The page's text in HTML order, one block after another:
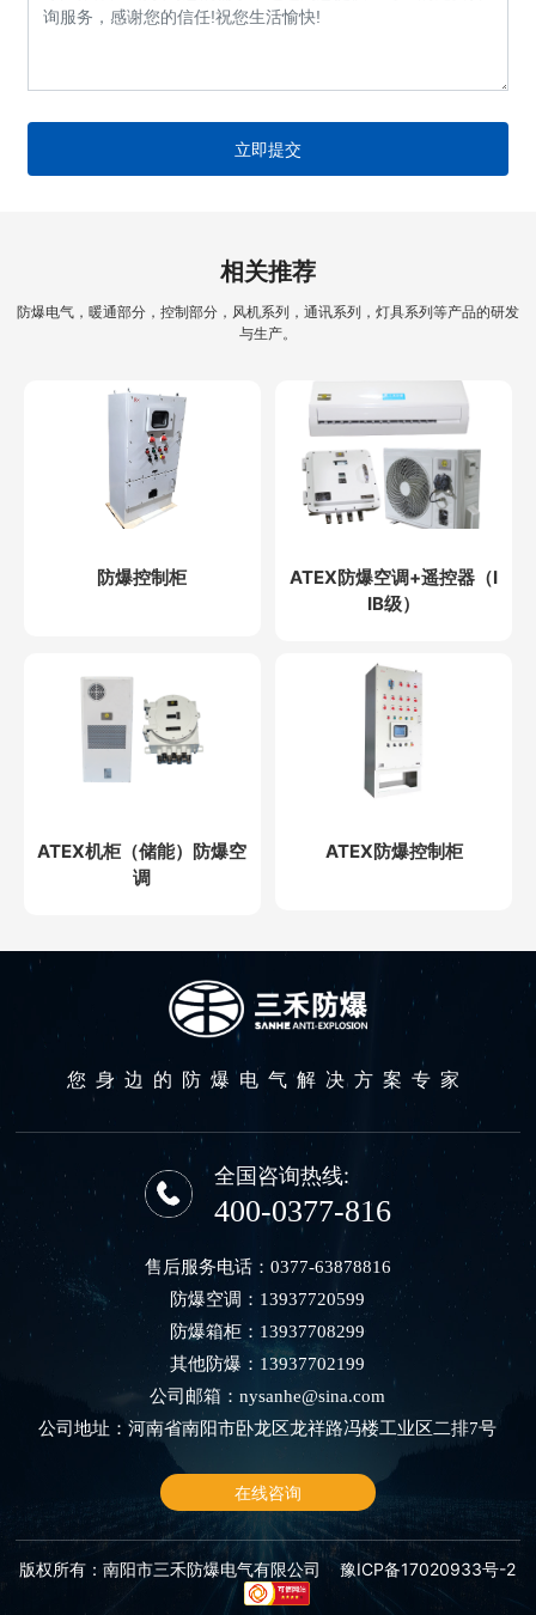
立即提交
相关推荐
防爆电气，暖通部分，控制部分，风机系列，通讯系列，灯具系列等产品的研发
与生产。
防爆控制柜
ATEX防爆空调+遥控器（I
IB级）
ATEX机柜（储能）防爆空
调
ATEX防爆控制柜
您身边的防爆电气解决方案专家
全国咨询热线:
400-0377-816
售后服务电话： 0377-63878816
防爆空调： 13937720599
防爆箱柜： 13937708299
其他防爆： 13937702199
公司邮箱：nysanhe@sina.com
公司地址：河南省南阳市卧龙区龙祥路冯楼工业区二排7号
在线咨询
版权所有：南阳市三禾防爆电气有限公司 豫ICP备17020933号-2